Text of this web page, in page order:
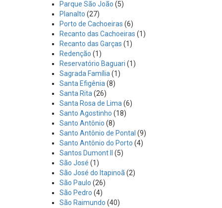
Parque São João (5)
Planalto (27)
Porto de Cachoeiras (6)
Recanto das Cachoeiras (1)
Recanto das Garças (1)
Redenção (1)
Reservatório Baguari (1)
Sagrada Família(1)
Santa Efigênia(8)
Santa Rita(26)
Santa Rosa de Lima(6)
Santo Agostinho (18)
Santo Antônio (8)
Santo Antônio de Pontal (9)
Santo Antônio do Porto (4)
Santos Dumont II
(5)
São José (1)
São José do Itapinoã(2)
São Paulo (26)
São Pedro (4)
São Raimundo (40)